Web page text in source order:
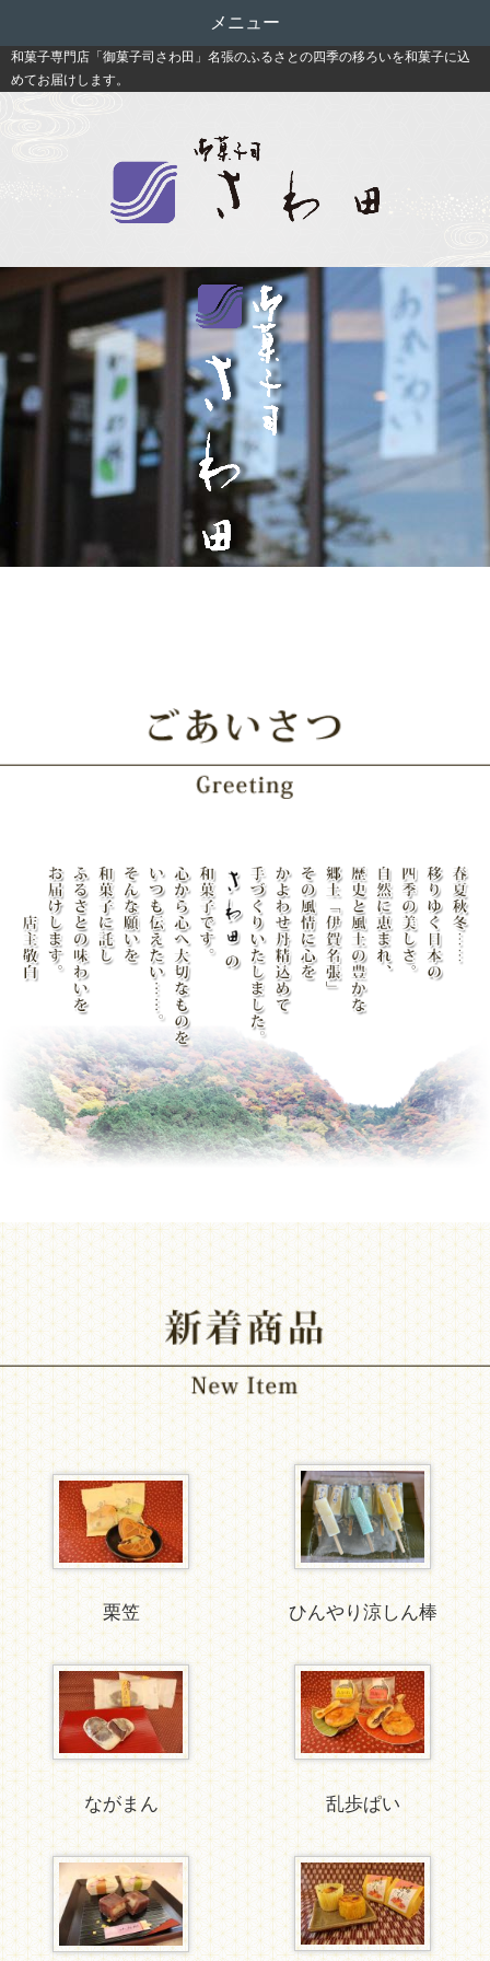
和菓子専門店「御菓子司さわ田」名張のふるさとの四季の移ろいを和菓子に込
めてお届けします。
メニュー
栗笠 ひんやり涼しん棒
ながまん 乱歩ぱい